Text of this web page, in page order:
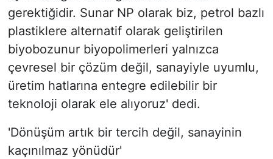
gerektiğidir. Sunar NP olarak biz, petrol bazlı
plastiklere alternatif olarak geliştirilen
biyobozunur biyopolimerleri yalnızca
çevresel bir çözüm değil, sanayiyle uyumlu,
üretim hatlarına entegre edilebilir bir
teknoloji olarak ele alıyoruz' dedi.
'Dönüşüm artık bir tercih değil, sanayinin
kaçınılmaz yönüdür'